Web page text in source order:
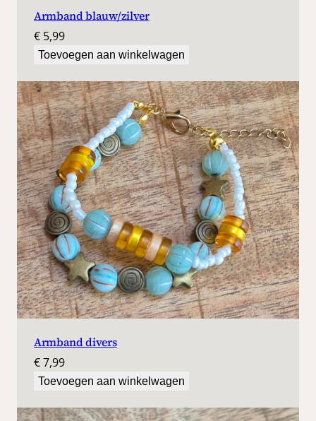
Armband blauw/zilver
€ 5,99
Toevoegen aan winkelwagen
Armband divers
€7,99
Toevoegen aan winkelwagen